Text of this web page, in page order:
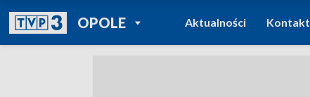
OPOLEPOWRÓT DO
TVP REGIONY
Aktualności Kontakt